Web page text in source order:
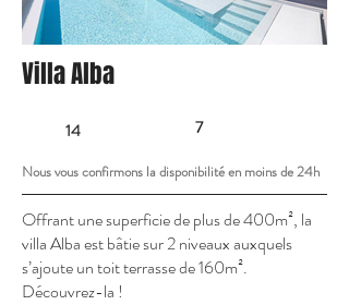
Villa Alba
14 7
Nous vous confirmons la disponibilité en moins de 24h
Offrant une superficie de plus de 400m², la
villa Alba est bâtie sur 2 niveaux auxquels
s’ajoute un toit terrasse de 160m².
Découvrez-la !